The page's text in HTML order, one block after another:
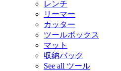
レンチ
リーマー
カッター
ツールボックス
マット
収納バック
See all ツール